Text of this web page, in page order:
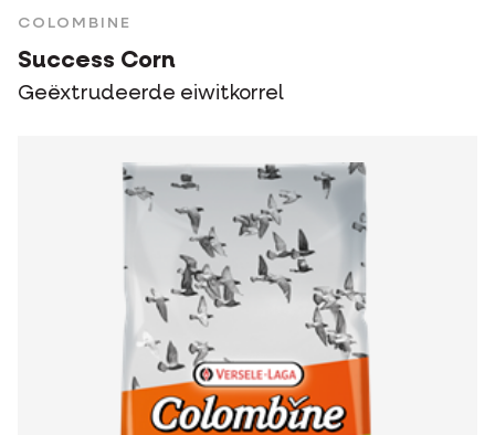
COLOMBINE
Success Corn
Geëxtrudeerde eiwitkorrel